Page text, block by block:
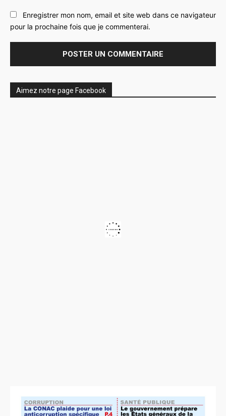
Enregistrer mon nom, email et site web dans ce navigateur
pour la prochaine fois que je commenterai.
Aimez notre page Facebook